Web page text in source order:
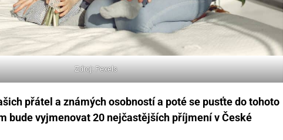
Zdroj: Pexels
přátel a známých osobností a poté se pusťte do tohoto
bude vyjmenovat 20 nejčastějších příjmení v České